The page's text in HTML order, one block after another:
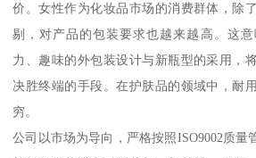
价。女性作为化妆品市场的消费群体，除
剔，对产品的包装要求也越来越高。这
力、趣味的外包装设计与新瓶型的采用，
决胜终端的手段。在护肤品的领域中，耐
穷。
公司以市场为导向，严格按照ISO9002质量